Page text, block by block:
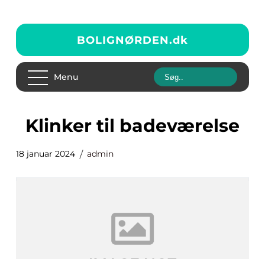
BOLIGNØRDEN.dk
Menu
klinker til badeværelse
18 januar 2024 admin